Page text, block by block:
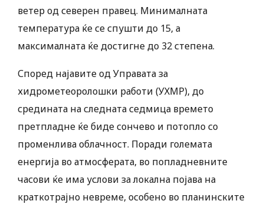
ветер од северен правец. Минималната
температура ќе се спушти до 15, а
максималната ќе достигне до 32 степена.
Според најавите од Управата за
хидрометеоролошки работи (УХМР), до
средината на следната седмица времето
претпладне ќе биде сончево и потопло со
променлива облачност. Поради големата
енергија во атмосферата, во попладневните
часови ќе има услови за локална појава на
краткотрајно невреме, особено во планинските